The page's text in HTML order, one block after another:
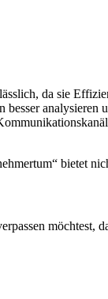
da sie
besser
bietet